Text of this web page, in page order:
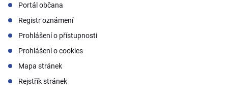
Portál občana
Registr oznámení
Prohlášení o přístupnosti
Prohlášení o cookies
Mapa stránek
Rejstřík stránek